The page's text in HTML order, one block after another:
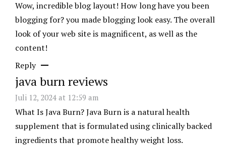
Wow, incredible blog layout! How long have you been
blogging for? you made blogging look easy. The overall
look of your web site is magnificent, as well as the
content!
Reply
java burn reviews
Juli 12, 2024 at 12:59 am
What Is Java Burn? Java Burn is a natural health
supplement that is formulated using clinically backed
ingredients that promote healthy weight loss.